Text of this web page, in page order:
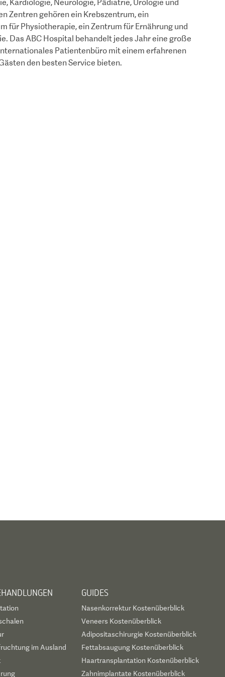
Kardiologie, Neurologie, Pädiatrie, Urologie und
Zentren gehören ein Krebszentrum, ein
für Physiotherapie, ein Zentrum für Ernährung und
Das ABC Hospital behandelt jedes Jahr eine große
Patientenbüro mit einem erfahrenen
den besten Service bieten.
im Ausland
GUIDES
Nasenkorrektur Kostenüberblick
Veneers Kostenüberblick
Adipositaschirurgie Kostenüberblick
Fettabsaugung Kostenüberblick
Haartransplantation Kostenüberblick
Zahnimplantate Kostenüberblick